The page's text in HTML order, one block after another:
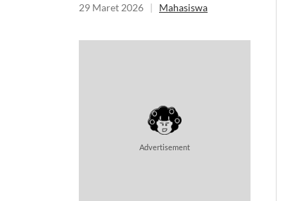
29 Maret 2026 | Mahasiswa
Advertisement